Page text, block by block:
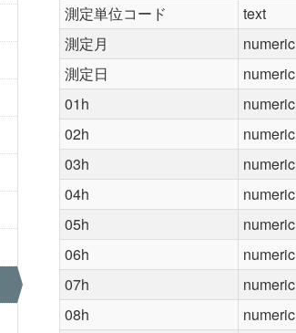
測定単位コード
text
測定月
numeric
測定日
numeric
01h
numeric
02h
numeric
03h
numeric
04h
numeric
05h
numeric
06h
numeric
07h
numeric
08h
numeric